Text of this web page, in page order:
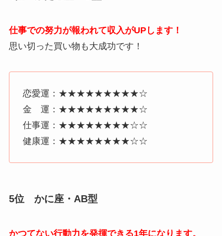
仕事での努力が報われて収入がUPします！
思い切った買い物も大成功です！
恋愛運：★★★★★★★★★☆
金 運：★★★★★★★★★☆
仕事運：★★★★★★★★☆☆
健康運：★★★★★★★★☆☆
5位 かに座・AB型
かつてない行動力を発揮できる1年になります。